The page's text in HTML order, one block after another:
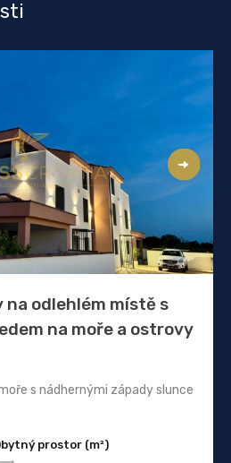
na odlehlém místě s
na moře a ostrovy
s nádhernými západy slunce
prostor (m²)